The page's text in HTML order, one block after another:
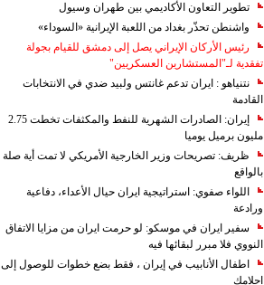
تطوير التعاون الأكاديمي بين طهران وسيول
واشنطن تحذّر بغداد من اللعبة الإيرانية «السوداء»
رئيس الأركان الإيراني يصل إلى دمشق للقيام بجولة
تفقدية لـ"المستشارين العسكريين"
نتنياهو : ايران تدعم غانتس ولبيد ضدي في الانتخابات
القادمة
إيران: الصادرات الشهریة للنفط والمكثفات تخطت 2.75
مليون برميل يوميا
ظريف: تصريحات وزير الخارجية الأمريكي لا تمت أية صلة
بالواقع
اللواء صفوي: استراتيجية ايران حيال الأعداء، دفاعية
ورادعة
سفير ايران في موسكو: لو حرمت ايران من مزايا الاتفاق
النووي فلا مبرر لبقائها فيه
اطفال الأنابيب في إيران ، فقط بضع خطوات للوصول إلى
احلامك